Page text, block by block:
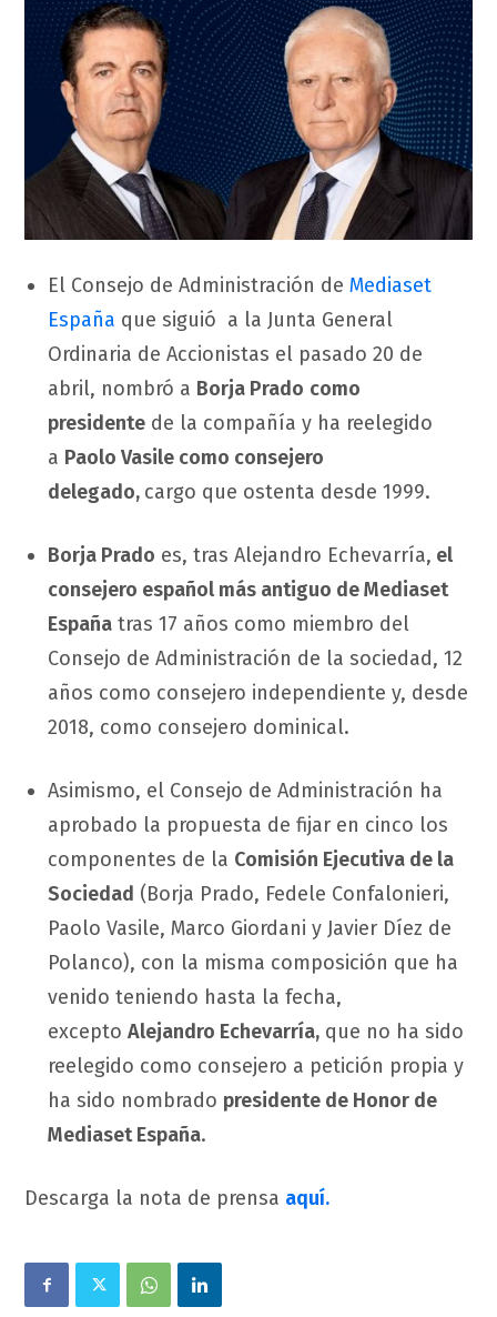
El Consejo de Administración de Mediaset
España que siguió a la Junta General
Ordinaria de Accionistas el pasado 20 de
abril, nombró a Borja Prado como
presidente de la compañía y ha reelegido
a Paolo Vasile como consejero
delegado, cargo que ostenta desde 1999.
Borja Prado es, tras Alejandro Echevarría, el
consejero español más antiguo de Mediaset
España tras 17 años como miembro del
Consejo de Administración de la sociedad, 12
años como consejero independiente y, desde
2018, como consejero dominical.
Asimismo, el Consejo de Administración ha
aprobado la propuesta de fijar en cinco los
componentes de la Comisión Ejecutiva de la
Sociedad (Borja Prado, Fedele Confalonieri,
Paolo Vasile, Marco Giordani y Javier Díez de
Polanco), con la misma composición que ha
venido teniendo hasta la fecha,
excepto Alejandro Echevarría, que no ha sido
reelegido como consejero a petición propia y
ha sido nombrado presidente de Honor de
Mediaset España.
Descarga la nota de prensa aquí.